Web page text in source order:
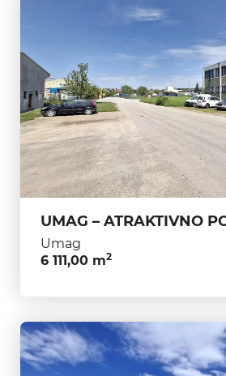
Umag
6 111,00 m2